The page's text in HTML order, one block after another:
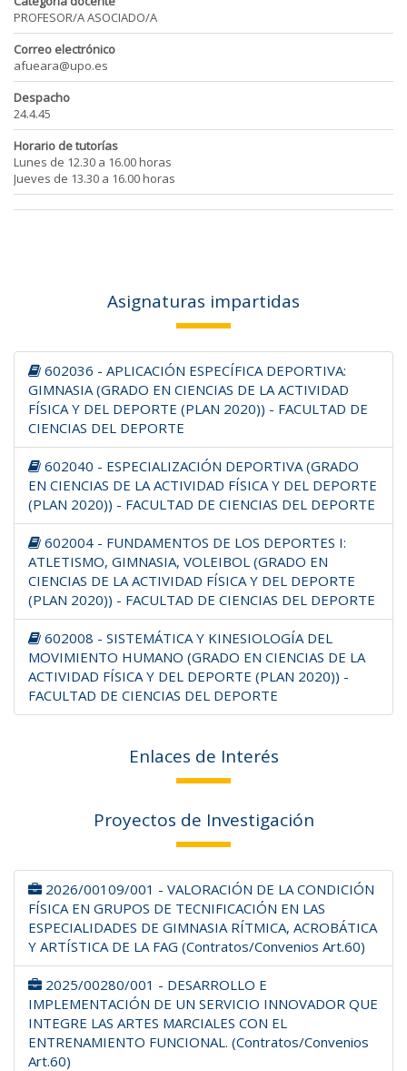
PROFESOR/A ASOCIADO/A
Correo electrónico
afueara@upo.es
Despacho
24.4.45
Horario de tutorías
Lunes de 12.30 a 16.00 horas
Jueves de 13.30 a 16.00 horas
Asignaturas impartidas
602036 - APLICACIÓN ESPECÍFICA DEPORTIVA:
GIMNASIA (GRADO EN CIENCIAS DE LA ACTIVIDAD
FÍSICA Y DEL DEPORTE (PLAN 2020)) - FACULTAD DE
CIENCIAS DEL DEPORTE
602040 - ESPECIALIZACIÓN DEPORTIVA (GRADO
EN CIENCIAS DE LA ACTIVIDAD FÍSICA Y DEL DEPORTE
(PLAN 2020)) - FACULTAD DE CIENCIAS DEL DEPORTE
602004 - FUNDAMENTOS DE LOS DEPORTES I:
ATLETISMO, GIMNASIA, VOLEIBOL (GRADO EN
CIENCIAS DE LA ACTIVIDAD FÍSICA Y DEL DEPORTE
(PLAN 2020)) - FACULTAD DE CIENCIAS DEL DEPORTE
602008 - SISTEMÁTICA Y KINESIOLOGÍA DEL
MOVIMIENTO HUMANO (GRADO EN CIENCIAS DE LA
ACTIVIDAD FÍSICA Y DEL DEPORTE (PLAN 2020)) -
FACULTAD DE CIENCIAS DEL DEPORTE
Enlaces de Interés
Proyectos de Investigación
2026/00109/001 - VALORACIÓN DE LA CONDICIÓN
FÍSICA EN GRUPOS DE TECNIFICACIÓN EN LAS
ESPECIALIDADES DE GIMNASIA RÍTMICA, ACROBÁTICA
Y ARTÍSTICA DE LA FAG (Contratos/Convenios Art.60)
2025/00280/001 - DESARROLLO E
IMPLEMENTACIÓN DE UN SERVICIO INNOVADOR QUE
INTEGRE LAS ARTES MARCIALES CON EL
ENTRENAMIENTO FUNCIONAL. (Contratos/Convenios
Art.60)